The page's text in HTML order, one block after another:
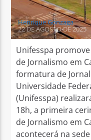
Henrique Gonzaga
22 DE AGOSTO DE 2025
Unifesspa
de Jornalismo em
formatura de
Universidade
(Unifesspa)
18h, a primeira
de Jornalismo em
acontecerá na